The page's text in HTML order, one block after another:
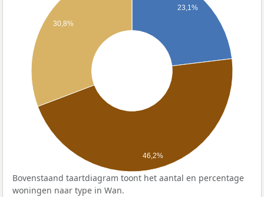
23,1%
30,8%
46,2%
Bovenstaand taartdiagram toont het aantal en percentage
woningen naar type in Wan.